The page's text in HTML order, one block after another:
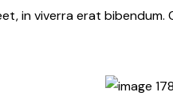
in viverra erat